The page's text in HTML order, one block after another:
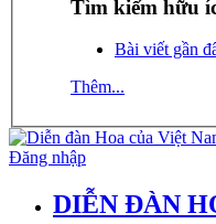
Tìm kiếm hữu
Bài viết gần
Thêm...
Đăng nhập
DIỄN ĐÀN